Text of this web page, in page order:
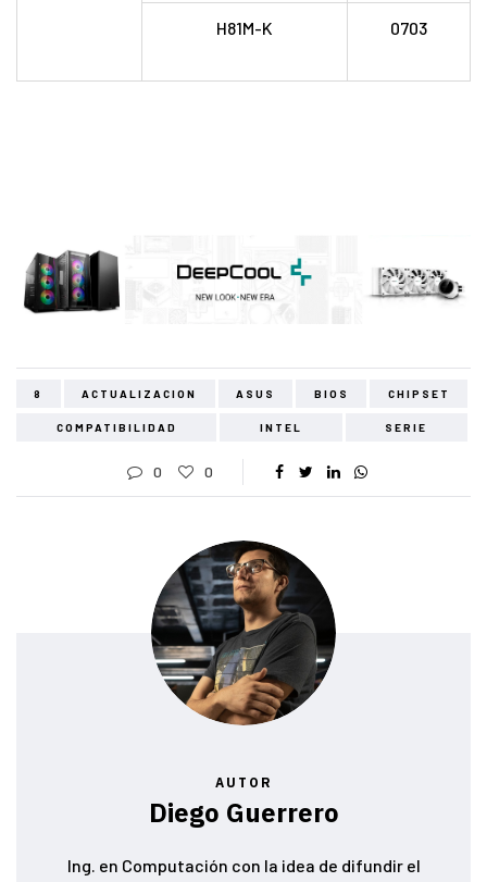
H81M-K 0703
8 ACTUALIZACION ASUS BIOS CHIPSET
COMPATIBILIDAD INTEL SERIE
0 0
AUTOR
Diego Guerrero
Ing. en Computación con la idea de difundir el